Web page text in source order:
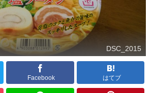
DSC_2015
Facebook はてブ